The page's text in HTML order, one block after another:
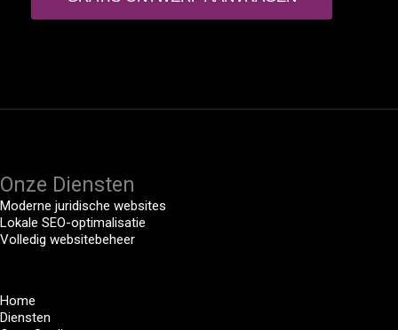
Onze Diensten
Moderne juridische websites
Lokale SEO-optimalisatie
Volledig websitebeheer
Home
Diensten